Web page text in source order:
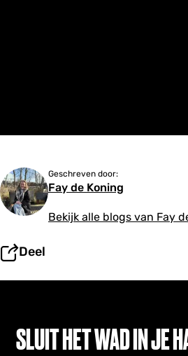
Geschreven door:
Fay de Koning
Bekijk alle blogs van Fay
Deel
SLUIT HET WAD IN JE